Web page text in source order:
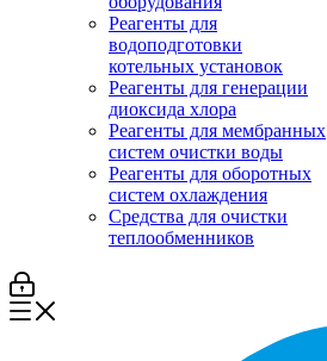
Реагенты для
водоподготовки
котельных установок
Реагенты для генерации
диоксида хлора
Реагенты для мембранных
систем очистки воды
Реагенты для оборотных
систем охлаждения
Средства для очистки
теплообменников